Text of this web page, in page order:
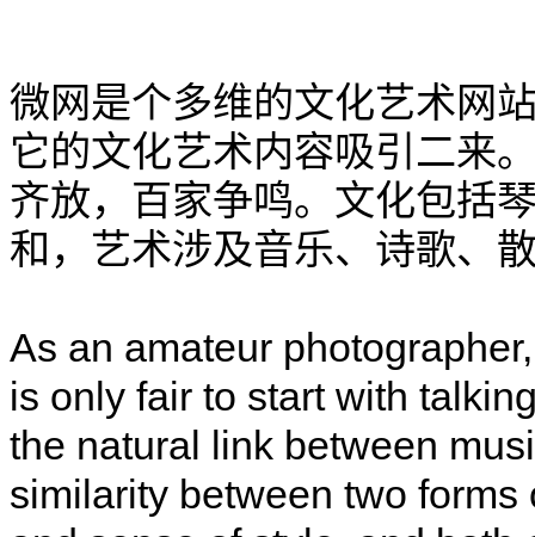
微网是个多维的文化艺术网
它的文化艺术内容吸引二来
齐放，百家争鸣。文化包括
和，艺术涉及音乐、诗歌、
As an amateur
is only fair to start with
the natural link between
similarity between two